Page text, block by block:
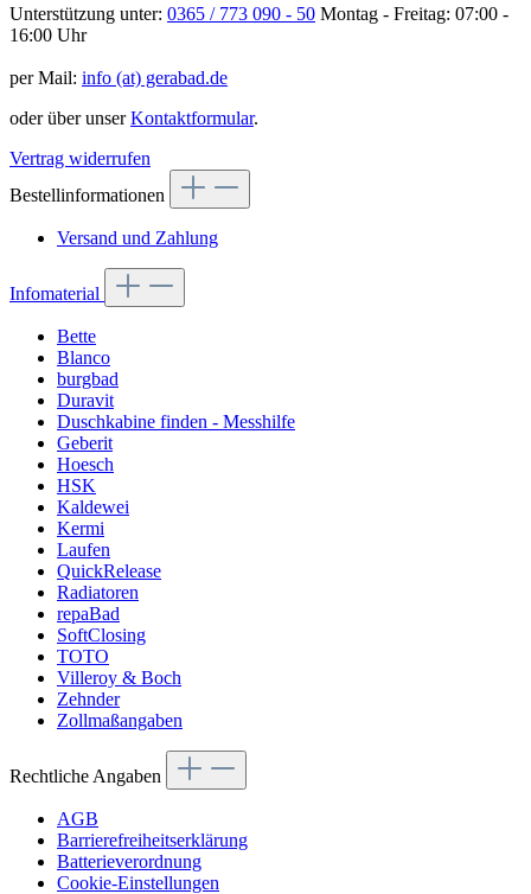
Unterstützung unter: 0365 / 773 090 - 50 Montag - Freitag: 07:00 -
16:00 Uhr
per Mail: info (at) gerabad.de
oder über unserKontaktformular.
Vertrag widerrufen
Bestellinformationen
Versand und Zahlung
Infomaterial
Bette
Blanco
burgbad
Duravit
Duschkabine finden - Messhilfe
Geberit
Hoesch
HSK
Kaldewei
Kermi
Laufen
QuickRelease
Radiatoren
repaBad
SoftClosing
TOTO
Villeroy & Boch
Zehnder
Zollmaßangaben
Rechtliche Angaben
AGB
Barrierefreiheitserklärung
Batterieverordnung
Cookie-Einstellungen